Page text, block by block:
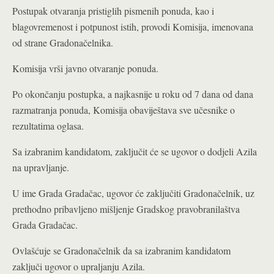
Postupak otvaranja pristiglih pismenih ponuda, kao i
blagovremenost i potpunost istih, provodi Komisija, imenovana
od strane Gradonačelnika.
Komisija vrši javno otvaranje ponuda.
Po okončanju postupka, a najkasnije u roku od 7 dana od dana
razmatranja ponuda, Komisija obaviještava sve učesnike o
rezultatima oglasa.
Sa izabranim kandidatom, zaključit će se ugovor o dodjeli Azila
na upravljanje.
U ime Grada Gradačac, ugovor će zaključiti Gradonačelnik, uz
prethodno pribavljeno mišljenje Gradskog pravobranilaštva
Grada Gradačac.
Ovlašćuje se Gradonačelnik da sa izabranim kandidatom
zaključi ugovor o upraljanju Azila.